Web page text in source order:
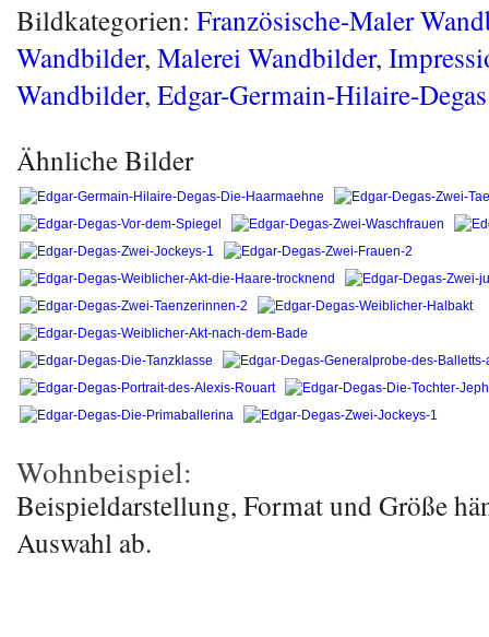
Bildkategorien: Französische-Maler
Wandbilder, Malerei Wandbilder,
Wandbilder, Edgar-Germain-Hilaire-
Ähnliche Bilder
Wohnbeispiel:
Beispieldarstellung, Format und Größe
Auswahl ab.